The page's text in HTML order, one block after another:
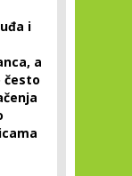
i
a
često